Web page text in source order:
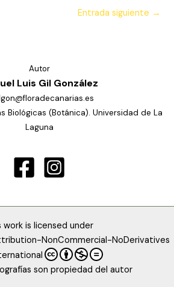
Entrada siguiente →
Autor
Luis Gil González
Biológicas (Botánica). Universidad de La
Laguna
work is licensed under
NonCommercial-NoDerivatives
son propiedad del autor